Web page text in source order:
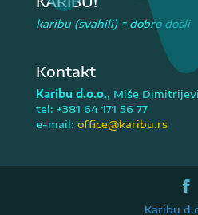
karibu (svahili) = dobro došli
Kontakt
Karibu d.o.o., Miše
tel: +381 64 171 56 77
e-mail: office@karibu.rs
Karibu